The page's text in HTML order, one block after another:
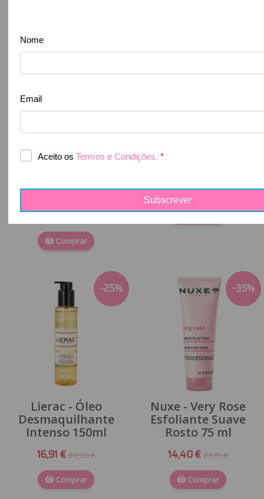
Prep Óleo
150ml
20,97 €
Comprar
Gel de Limpeza
11,70 €18,00 €
Comprar
-25%
Lierac - Óleo
Desmaquilhante
Intenso 150ml
16,91 €22,55 €
Comprar
-35%
Nuxe - Very Rose
Esfoliante Suave
Rosto 75 ml
14,40 € 22,15 €
Comprar